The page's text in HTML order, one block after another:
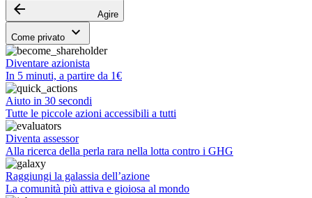
arrow_backward Agire
Come privato keyboard_arrow_down
Diventare azionista
In 5 minuti, a partire da 1€
Aiuto in 30 secondi
Tutte le piccole azioni accessibili a tutti
Diventa assessor
Alla ricerca della perla rara nella lotta contro i GHG
Raggiungi la galassia dell’azione
La comunità più attiva e gioiosa al mondo